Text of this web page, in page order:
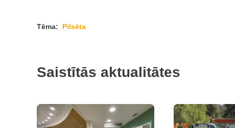
Tēma: Pilsēta
Saistītās aktualitātes